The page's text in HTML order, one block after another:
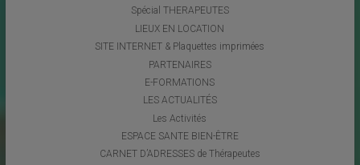
Spécial THERAPEUTES
LIEUX EN LOCATION
SITE INTERNET & Plaquettes imprimées
PARTENAIRES
E-FORMATIONS
LES ACTUALITÉS
Les Activités
ESPACE SANTE BIEN-ÊTRE
CARNET D’ADRESSES de Thérapeutes